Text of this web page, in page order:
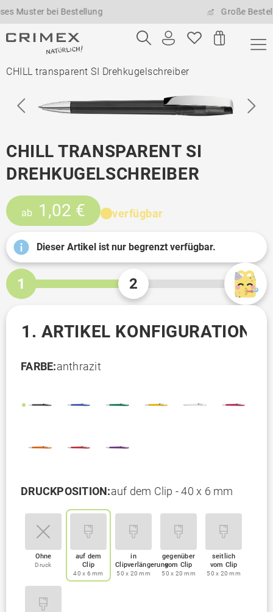
bei Bestellung Große
CHILL transparent SI Drehkugelschreiber
CHILL TRANSPARENT SI
DREHKUGELSCHREIBER
ab 1,02 € verfügbar
Dieser Artikel ist nur begrenzt verfügbar.
1 2
1. ARTIKEL KONFIGURATION
FARBE:anthrazit
DRUCKPOSITION:auf dem Clip - 40 x 6 mm
Ohne
Druck
auf dem
Clip
40 x 6 mm
in
Clipverlängerung
50 x 20 mm
gegenüber
vom Clip
50 x 20 mm
seitlich
vom Clip
50 x 20 mm